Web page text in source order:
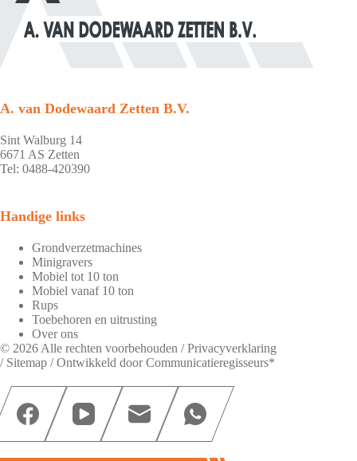
A. van Dodewaard Zetten B.V.
Sint Walburg 14
6671 AS Zetten
Tel: 0488-420390
Handige links
Grondverzetmachines
Minigravers
Mobiel tot 10 ton
Mobiel vanaf 10 ton
Rups
Toebehoren en uitrusting
Over ons
© 2026 Alle rechten voorbehouden /Privacyverklaring
/ Sitemap / Ontwikkeld doorCommunicatieregisseurs*